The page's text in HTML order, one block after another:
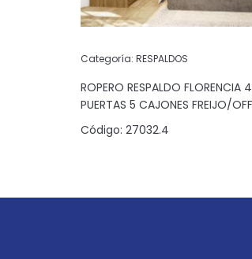
Categoría: RESPALDOS
ROPERO RESPALDO FLORENCIA 4
PUERTAS 5 CAJONES FREIJO/OFF
WHITE
Código: 27032.4